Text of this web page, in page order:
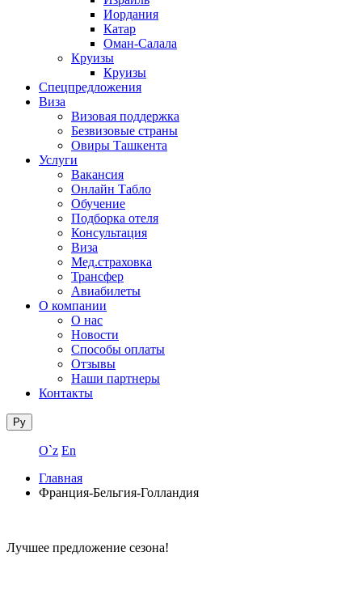
Иордания
Катар
Оман-Салала
Круизы
Круизы
Спецпредложения
Виза
Визовая поддержка
Безвизовые страны
Овиры Ташкента
Услуги
Вакансия
Онлайн Табло
Обучение
Подборка отеля
Консультация
Виза
Мед.страховка
Трансфер
Авиабилеты
О компании
О нас
Новости
Способы оплаты
Отзывы
Наши партнеры
Контакты
Ру
O`z En
Главная
Франция-Бельгия-Голландия
Лучшее предложение сезона!